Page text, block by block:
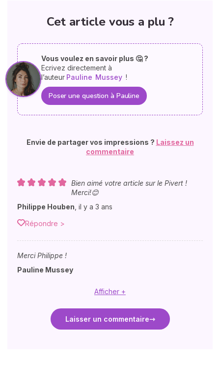
Cet article vous a plu ?
Vous voulez en savoir plus 🤔 ?
Ecrivez directement à
l’auteur Pauline Mussey !
Poser une question à Pauline
Envie de partager vos impressions ? Laissez un
commentaire
Bien aimé votre article sur le Pivert !
Merci!😊
Philippe Houben il y a 3 ans
Répondre >
Merci Philippe !
Pauline Mussey
Afficher +
Laisser un commentaire